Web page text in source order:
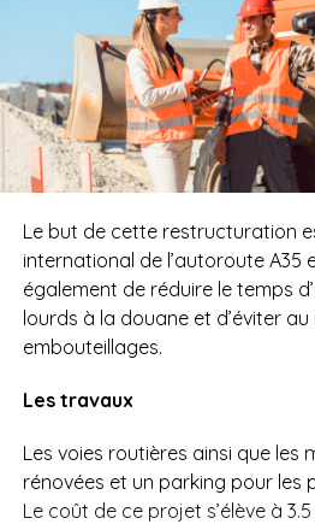
Le but de cette restructuration
international de l’autoroute A35
également de réduire le temps
lourds à la douane et d’éviter au
embouteillages.
Les travaux
Les voies routières ainsi que les
rénovées et un parking pour les
Le coût de ce projet s’élève à